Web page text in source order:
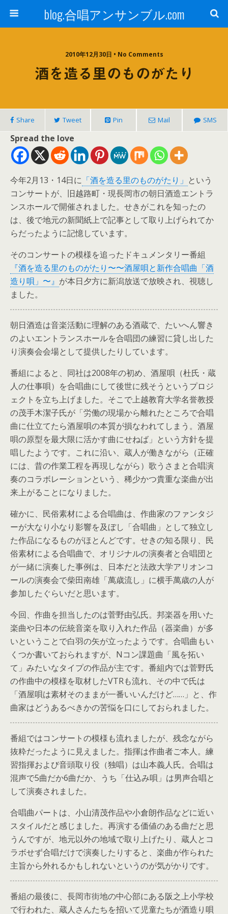
blog.合唱アンサンブル.com
2010年12月30日 • No Comments
酒を造る里のものがたり
Share Tweet Pin Mail SMS
Spread the love
今年2月13・14日に 「酒を造る里のものがたり」 という
コンサートが、旧越路町・現長岡市の朝日酒造エントラ
ンスホールで開催されました。せきがこれを知ったの
は、後で地元の新聞紙上で記事として取り上げられてか
らだったように記憶しています。
そのコンサートの模様を追ったドキュメンタリー番組
『酒を造る里のものがたり〜〜酒屋唄と新作合唱曲「酒
造り唄」〜』 が本日夕方に新潟放送で放映され、視聴し
ました。
朝日酒造は音楽活動に理解のある酒蔵で、たいへん響き
のよいエントランスホールを合唱団の練習に貸し出した
り演奏会会場として提供したりしています。
番組によると、同社は2008年の初め、酒屋唄（杜氏・蔵
人の仕事唄）を合唱曲にして後世に残そうというプロジ
ェクトを立ち上げました。そこで上越教育大学名誉教授
の茂手木潔子氏が「労働の現場から離れたところで合唱
曲に仕立てたら酒屋唄の本質が損なわれてしまう。酒屋
唄の原型を最大限に活かす曲にせねば」という方針を提
唱したようです。これに沿い、蔵人が働きながら（正確
には、昔の作業工程を再現しながら）歌うさまと合唱演
奏のコラボレーションという、稀少かつ貴重な楽曲が出
来上がることになりました。
確かに、民俗素材による合唱曲は、作曲家のファンタジ
ーが大なり小なり影響を及ぼし「合唱曲」として独立し
た作品になるものがほとんどです。せきの知る限り、民
俗素材による合唱曲で、オリジナルの演奏者と合唱団と
が一緒に演奏した事例は、日本だと法政大学アリオンコ
ールの演奏会で柴田南雄「萬歳流し」に横手萬歳の人が
参加したぐらいだと思います。
今回、作曲を担当したのは菅野由弘氏。邦楽器を用いた
楽曲や日本の伝統音楽を取り入れた作品（器楽曲）が多
いということで白羽の矢が立ったようです。合唱曲もい
くつか書いておられますが、Nコン課題曲「風を拓い
て」みたいなタイプの作品が主です。番組内では菅野氏
の作曲中の模様を取材したVTRも流れ、その中で氏は
「酒屋唄は素材そのままが一番いいんだけど……」と、作
曲家はどうあるべきかの苦悩を口にしておられました。
番組ではコンサートの模様も流れましたが、残念ながら
抜粋だったように見えました。指揮は作曲者ご本人。練
習指揮および音頭取り役（独唱）は山本義人氏。合唱は
混声で5曲だか6曲だか、うち「仕込み唄」は男声合唱と
して演奏されました。
合唱曲パートは、小山清茂作品や小倉朗作品などに近い
スタイルだと感じました。再演する価値のある曲だと思
うんですが、地元以外の地域で取り上げたり、蔵人とコ
ラボせず合唱だけで演奏したりすると、楽曲が作られた
主旨から外れるかもしれないというのが気がかりです。
番組の最後に、長岡市街地の中心部にある阪之上小学校
で行われた、蔵人さんたちを招いて児童たちが酒造り唄